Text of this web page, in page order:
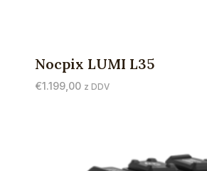
Nocpix LUMI L35
€1.199,00 z DDV